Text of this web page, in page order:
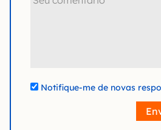
Notifique-me de novas